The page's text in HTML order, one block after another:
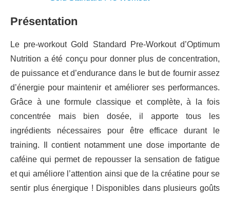
Présentation
Le pre-workout Gold Standard Pre-Workout d’Optimum
Nutrition a été conçu pour donner plus de concentration,
de puissance et d’endurance dans le but de fournir assez
d’énergie pour maintenir et améliorer ses performances.
Grâce à une formule classique et complète, à la fois
concentrée mais bien dosée, il apporte tous les
ingrédients nécessaires pour être efficace durant le
training. Il contient notamment une dose importante de
caféine qui permet de repousser la sensation de fatigue
et qui améliore l’attention ainsi que de la créatine pour se
sentir plus énergique ! Disponibles dans plusieurs goûts